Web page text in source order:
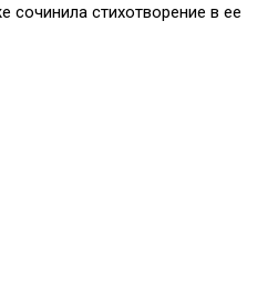
сочинила стихотворение в ее